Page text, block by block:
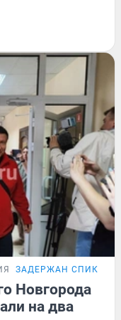
ЗАДЕРЖАН СПИКЕР
Новгорода
на два